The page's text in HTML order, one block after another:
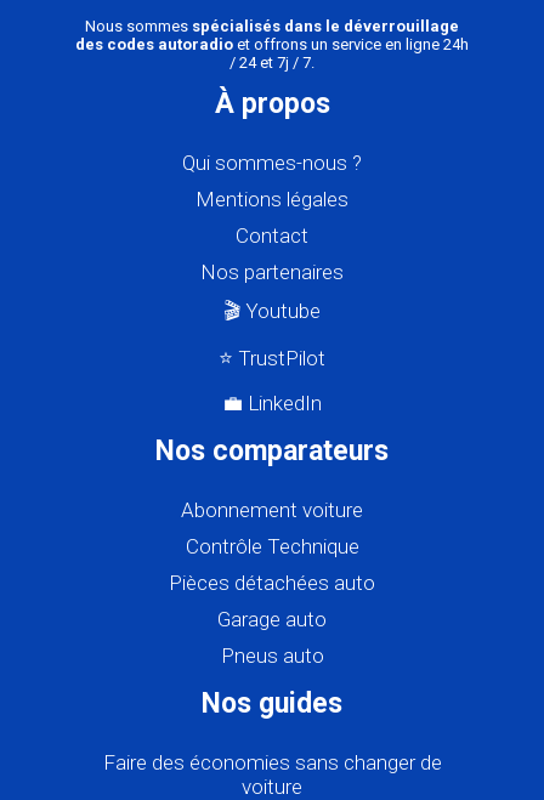
Nous sommes spécialisés dans le déverrouillage
des codes autoradio et offrons un service en ligne 24h
/ 24 et 7j / 7.
À propos
Qui sommes-nous ?
Mentions légales
Contact
Nos partenaires
🎬 Youtube
⭐ TrustPilot
💼 LinkedIn
Nos comparateurs
Abonnement voiture
Contrôle Technique
Pièces détachées auto
Garage auto
Pneus auto
Nos guides
Faire des économies sans changer de
voiture